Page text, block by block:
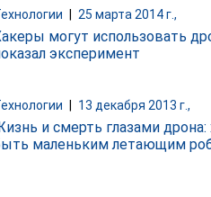
25 марта 2014 г.,
могут использовать
эксперимент
| 13 декабря 2013 г.,
и смерть глазами дрона:
маленьким летающим